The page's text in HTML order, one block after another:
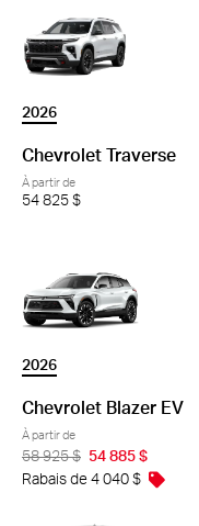
2026
Chevrolet Traverse
À partir de
54 825 $
2026
Chevrolet Blazer EV
À partir de
58 925 $ 54 885 $
Rabais de 4 040 $